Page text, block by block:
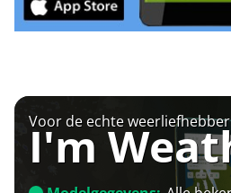
Voor de echte
I'm